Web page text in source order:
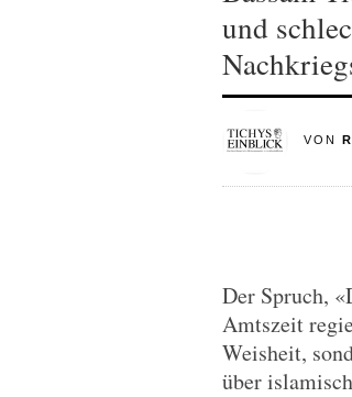
und
VON
Der Spruch,
Amtszeit
Weisheit,
über